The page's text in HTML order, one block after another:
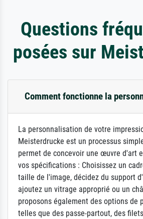
Questions
posées sur
Comment fonctionne la
La personnalisation de votre
Meisterdrucke est un processus
permet de concevoir une œuvre d'art
vos spécifications : Choisissez un
taille de l'image, décidez du support
ajoutez un vitrage approprié ou un
proposons également des options de
telles que des passe-partout, des